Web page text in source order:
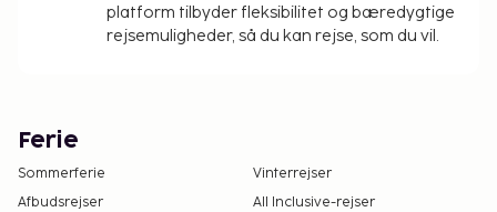
platform tilbyder fleksibilitet og bæredygtige
rejsemuligheder, så du kan rejse, som du vil.
Ferie
Sommerferie
Vinterrejser
Afbudsrejser
All Inclusive-rejser